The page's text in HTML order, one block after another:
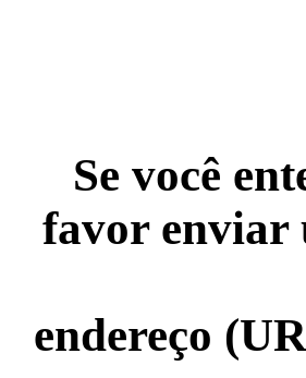
Se você
favor enviar
endereço